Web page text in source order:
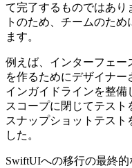
て完了するものではあり
トのため、チームのた
ます。
例えば、インターフェー
を作るためにデザイナ
インガイドラインを整備
スコープに閉じてテス
スナップショットテスト
した。
SwiftUIへの移行の最終